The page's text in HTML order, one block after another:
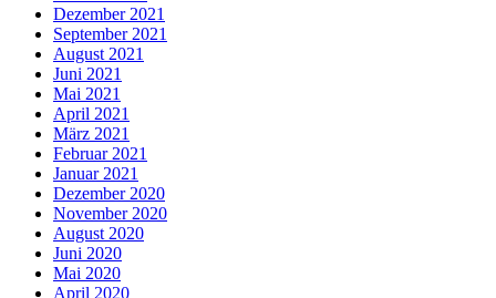
Dezember 2021
September 2021
August 2021
Juni 2021
Mai 2021
April 2021
März 2021
Februar 2021
Januar 2021
Dezember 2020
November 2020
August 2020
Juni 2020
Mai 2020
April 2020